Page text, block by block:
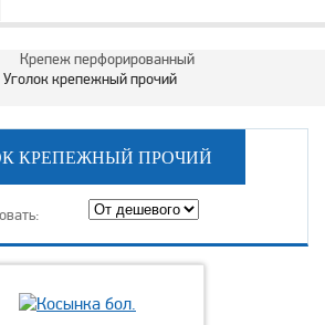
Крепеж перфорированный
Уголок крепежный прочий
КРЕПЕЖНЫЙ ПРОЧИЙ